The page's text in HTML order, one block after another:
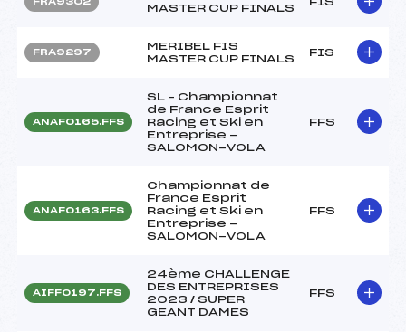
MASTER CUP FINALS
FRA9297
MERIBEL FIS
MASTER CUP FINALS
FIS
ANAF0165.FFS
SL – Championnat
de France Esprit
Racing et Ski en
Entreprise -
SALOMON-VOLA
FFS
ANAF0163.FFS
Championnat de
France Esprit
Racing et Ski en
Entreprise -
SALOMON-VOLA
FFS
AIFF0197.FFS
24ème CHALLENGE
DES ENTREPRISES
2023 / SUPER
GEANT DAMES
FFS